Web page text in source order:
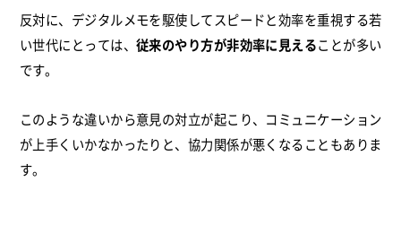
反対に、デジタルメモを駆使してスピードと効率を重視する若
い世代にとっては、 従来のやり方が非効率に見えることが多い
です。
このような違いから意見の対立が起こり、コミュニケーション
が上手くいかなかったりと、協力関係が悪くなることもありま
す。